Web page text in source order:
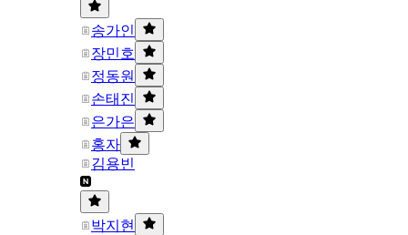
송가인
장민호
정동원
손태진
은가은
홍자
김용빈
박지현